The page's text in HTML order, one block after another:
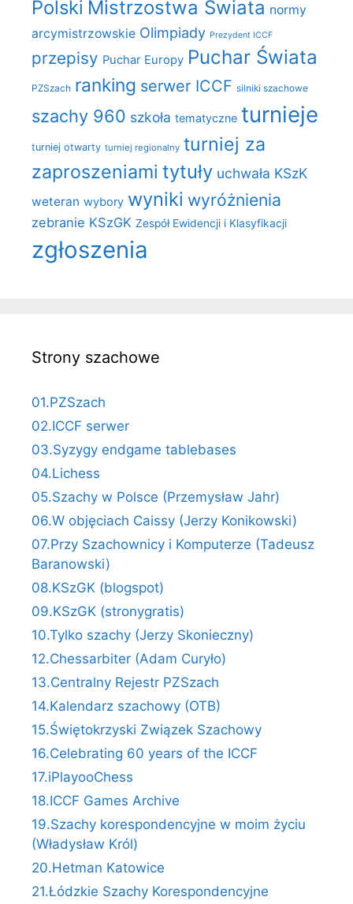
Polski Mistrzostwa Świata normy
arcymistrzowskie Olimpiady Prezydent ICCF
przepisy Puchar Europy Puchar Świata
PZSzach ranking serwer ICCF silniki szachowe
szachy 960 szkoła tematyczne turnieje
turniej otwarty turniej regionalny turniej za
zaproszeniami tytuły uchwała KSzK
weteran wybory wyniki wyróżnienia
zebranie KSzGK Zespół Ewidencji i Klasyfikacji
zgłoszenia
Strony szachowe
01.PZSzach
02.ICCF serwer
03.Syzygy endgame tablebases
04.Lichess
05.Szachy w Polsce (Przemysław Jahr)
06.W objęciach Caissy (Jerzy Konikowski)
07.Przy Szachownicy i Komputerze (Tadeusz
Baranowski)
08.KSzGK (blogspot)
09.KSzGK (stronygratis)
10.Tylko szachy (Jerzy Skonieczny)
12.Chessarbiter (Adam Curyło)
13.Centralny Rejestr PZSzach
14.Kalendarz szachowy (OTB)
15.Świętokrzyski Związek Szachowy
16.Celebrating 60 years of the ICCF
17.iPlayooChess
18.ICCF Games Archive
19.Szachy korespondencyjne w moim życiu
(Władysław Król)
20.Hetman Katowice
21.Łódzkie Szachy Korespondencyjne